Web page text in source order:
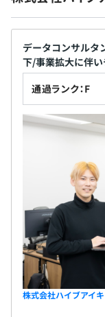
Tableau、Looker
▼データコンサル
・データ職責任
・データ職メン
・ビジネス職責
・マーケティン
・マーケティン
業績連動賞与年1
職能に応じて査定
社会保険完備（
無期雇用
3カ月（条件など
データコンサルタ
下/事業拡大に伴い
通過ランク：F
株式会社ハイブアイ